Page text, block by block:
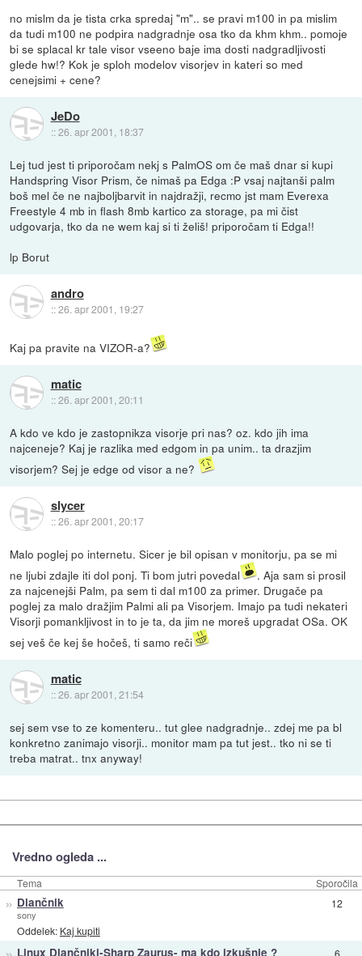
no mislm da je tista crka spredaj "m".. se pravi m100 in pa mislim
da tudi m100 ne podpira nadgradnje osa tko da khm khm.. pomoje
bi se splacal kr tale visor vseeno baje ima dosti nadgradljivosti
glede hw!? Kok je sploh modelov visorjev in kateri so med
cenejsimi + cene?
JeDo
::26. apr 2001, 18:37
Lej tud jest ti priporočam nekj s PalmOS om če maš dnar si kupi
Handspring Visor Prism, če nimaš pa Edga :P vsaj najtanši palm
boš mel če ne najboljbarvit in najdražji, recmo jst mam Everexa
Freestyle 4 mb in flash 8mb kartico za storage, pa mi čist
udgovarja, tko da ne wem kaj si ti želiš! priporočam ti Edga!!
lp Borut
andro
::26. apr 2001, 19:27
Kaj pa pravite na VIZOR-a?
matic
::26. apr 2001, 20:11
A kdo ve kdo je zastopnikza visorje pri nas? oz. kdo jih ima
najceneje? Kaj je razlika med edgom in pa unim.. ta drazjim
visorjem? Sej je edge od visor a ne?
slycer
::26. apr 2001, 20:17
Malo poglej po internetu. Sicer je bil opisan v monitorju, pa se mi
ne ljubi zdajle iti dol ponj. Ti bom jutri povedal
. Aja sam si prosil
za najcenejši Palm, pa sem ti dal m100 za primer. Drugače pa
poglej za malo dražjim Palmi ali pa Visorjem. Imajo pa tudi nekateri
Visorji pomankljivost in to je ta, da jim ne moreš upgradat OSa. OK
sej veš če kej še hočeš, ti samo reči
matic
::26. apr 2001, 21:54
sej sem vse to ze komenteru.. tut glee nadgradnje.. zdej me pa bl
konkretno zanimajo visorji.. monitor mam pa tut jest.. tko ni se ti
treba matrat.. tnx anyway!
Vredno ogleda ...
Tema Sporočila
» Dlančnik
sony
Oddelek: Kaj kupiti
12
Linux Dlančniki-Sharp Zaurus- ma kdo izkušnje ?